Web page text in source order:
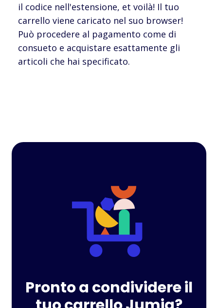
il codice nell'estensione, et voilà! Il tuo
carrello viene caricato nel suo browser!
Può procedere al pagamento come di
consueto e acquistare esattamente gli
articoli che hai specificato.
Pronto a condividere il